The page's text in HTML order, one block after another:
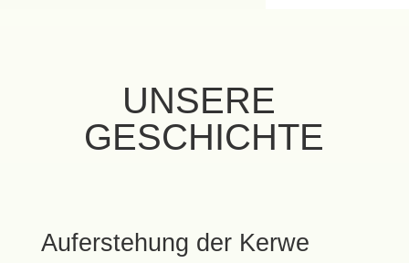
UNSERE
GESCHICHTE
Auferstehung der Kerwe